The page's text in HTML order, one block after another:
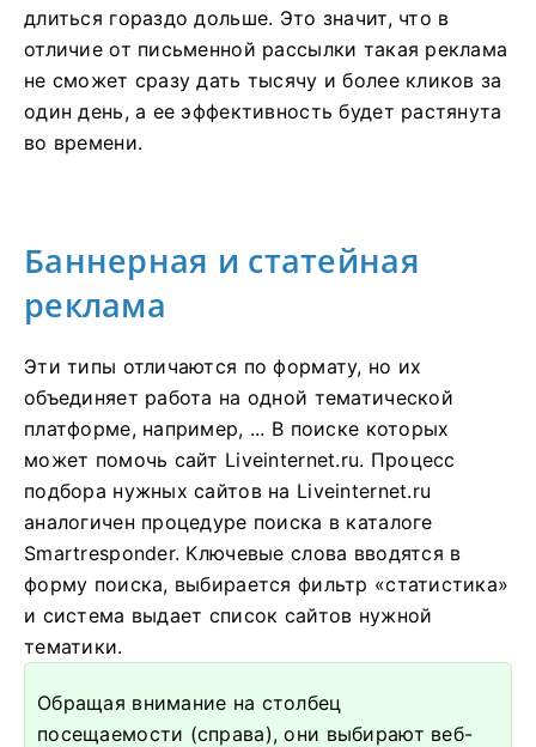
длиться гораздо дольше. Это значит, что в
отличие от письменной рассылки такая реклама
не сможет сразу дать тысячу и более кликов за
один день, а ее эффективность будет растянута
во времени.
Баннерная и статейная
реклама
Эти типы отличаются по формату, но их
объединяет работа на одной тематической
платформе, например, ... В поиске которых
может помочь сайт Liveinternet.ru. Процесс
подбора нужных сайтов на Liveinternet.ru
аналогичен процедуре поиска в каталоге
Smartresponder. Ключевые слова вводятся в
форму поиска, выбирается фильтр «статистика»
и система выдает список сайтов нужной
тематики.
Обращая внимание на столбец
посещаемости (справа), они выбирают веб-